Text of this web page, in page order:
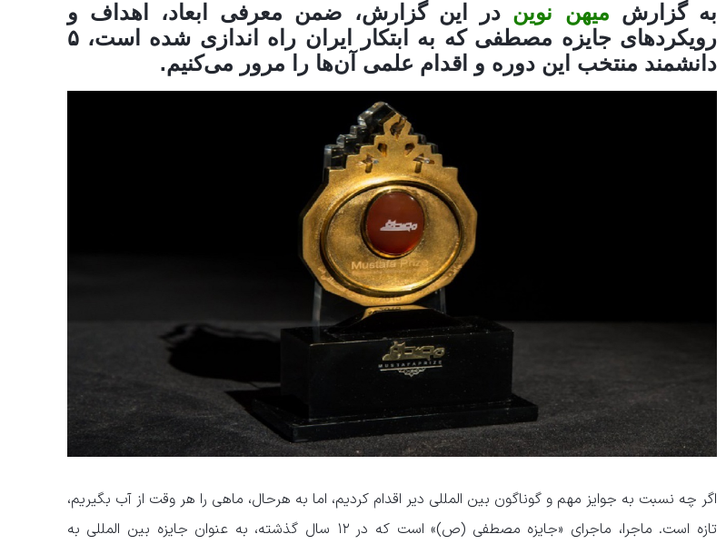
به گزارش میهن نوین در این گزارش، ضمن معرفی ابعاد، اهداف و
رویکرد‌های جایزه مصطفی که به ابتکار ایران راه اندازی شده است، ۵
دانشمند منتخب این دوره و اقدام علمی آن‌ها را مرور می‌کنیم.
اگر چه نسبت به جوایز مهم و گوناگون بین المللی دیر اقدام کردیم، اما به هرحال، ماهی را هر وقت از آب بگیریم،
تازه است. ماجرا، ماجرای «جایزه مصطفی (ص)» است که در ۱۲ سال گذشته، به عنوان جایزه بین المللی به